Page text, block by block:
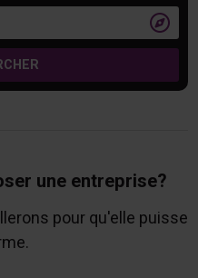

une entreprise?
pour qu'elle puisse